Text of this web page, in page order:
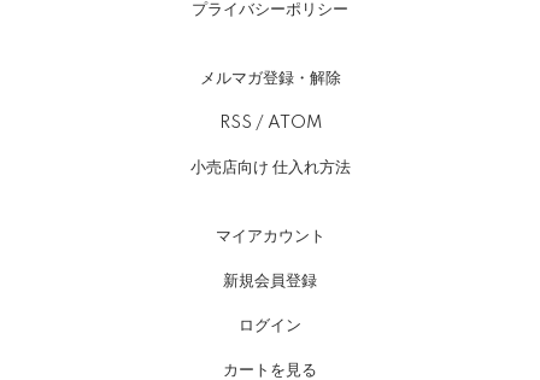
プライバシーポリシー
メルマガ登録・解除
RSS / ATOM
小売店向け 仕入れ方法
マイアカウント
新規会員登録
ログイン
カートを見る